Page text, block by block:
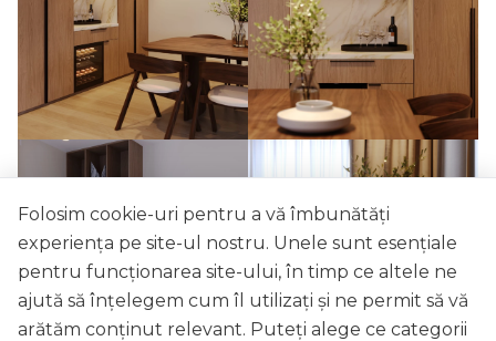
Folosim cookie-uri pentru a vă îmbunătăți
experiența pe site-ul nostru. Unele sunt esențiale
pentru funcționarea site-ului, în timp ce altele ne
ajută să înțelegem cum îl utilizați și ne permit să vă
arătăm conținut relevant. Puteți alege ce categorii